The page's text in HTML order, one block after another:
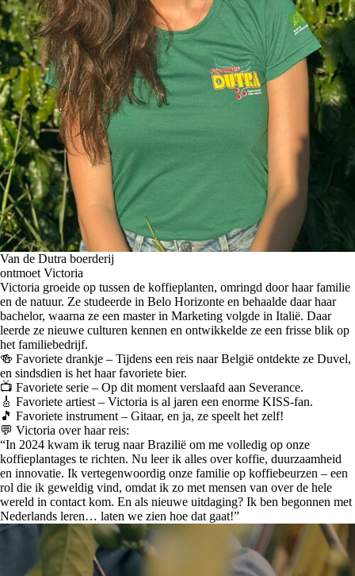
Van de Dutra boerderij
ontmoet Victoria
Victoria groeide op tussen de koffieplanten, omringd door haar familie
en de natuur. Ze studeerde in Belo Horizonte en behaalde daar haar
bachelor, waarna ze een master in Marketing volgde in Italië. Daar
leerde ze nieuwe culturen kennen en ontwikkelde ze een frisse blik op
het familiebedrijf.
🍻 Favoriete drankje – Tijdens een reis naar België ontdekte ze Duvel,
en sindsdien is het haar favoriete bier.
📺 Favoriete serie – Op dit moment verslaafd aan Severance.
🎸 Favoriete artiest – Victoria is al jaren een enorme KISS-fan.
🎵 Favoriete instrument – Gitaar, en ja, ze speelt het zelf!
💬 Victoria over haar reis:
“In 2024 kwam ik terug naar Brazilië om me volledig op onze
koffieplantages te richten. Nu leer ik alles over koffie, duurzaamheid
en innovatie. Ik vertegenwoordig onze familie op koffiebeurzen – een
rol die ik geweldig vind, omdat ik zo met mensen van over de hele
wereld in contact kom. En als nieuwe uitdaging? Ik ben begonnen met
Nederlands leren… laten we zien hoe dat gaat!”